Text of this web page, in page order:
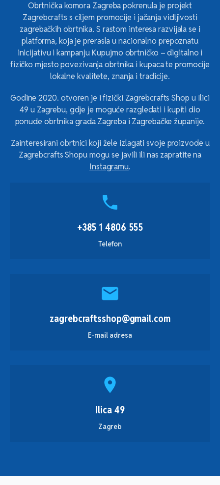
Obrtnička komora Zagreba pokrenula je projekt
Zagrebcrafts s ciljem promocije i jačanja vidljivosti
zagrebačkih obrtnika. S rastom interesa razvijala se i
platforma, koja je prerasla u nacionalno prepoznatu
inicijativu i kampanju Kupujmo obrtničko – digitalno i
fizičko mjesto povezivanja obrtnika i kupaca te promocije
lokalne kvalitete, znanja i tradicije.
Godine 2020. otvoren je i fizički Zagrebcrafts Shop u Ilici
49 u Zagrebu, gdje je moguće razgledati i kupiti dio
ponude obrtnika grada Zagreba i Zagrebačke županije.
Zainteresirani obrtnici koji žele izlagati svoje proizvode u
Zagrebcrafts Shopu mogu se javili ili nas zapratite na
Instagramu.
phone
+385 1 4806 555
Telefon
mail
zagrebcraftsshop@gmail.com
E-mail adresa
place
Ilica 49
Zagreb